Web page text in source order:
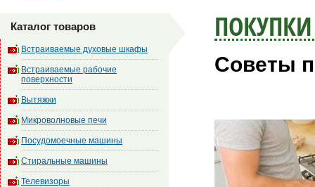
Каталог товаров
Встраиваемые духовые шкафы
Встраиваемые рабочие
поверхности
Вытяжки
Микроволновые печи
Посудомоечные машины
Стиральные машины
Телевизоры
ПОКУПКИ
Советы